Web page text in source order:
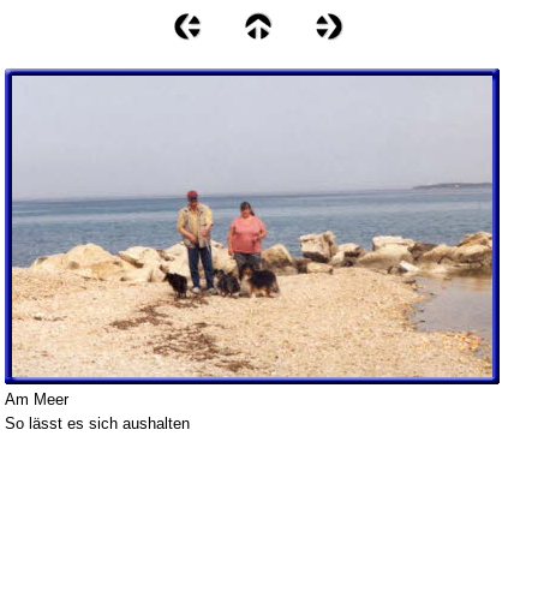
Am Meer
So lässt es sich aushalten